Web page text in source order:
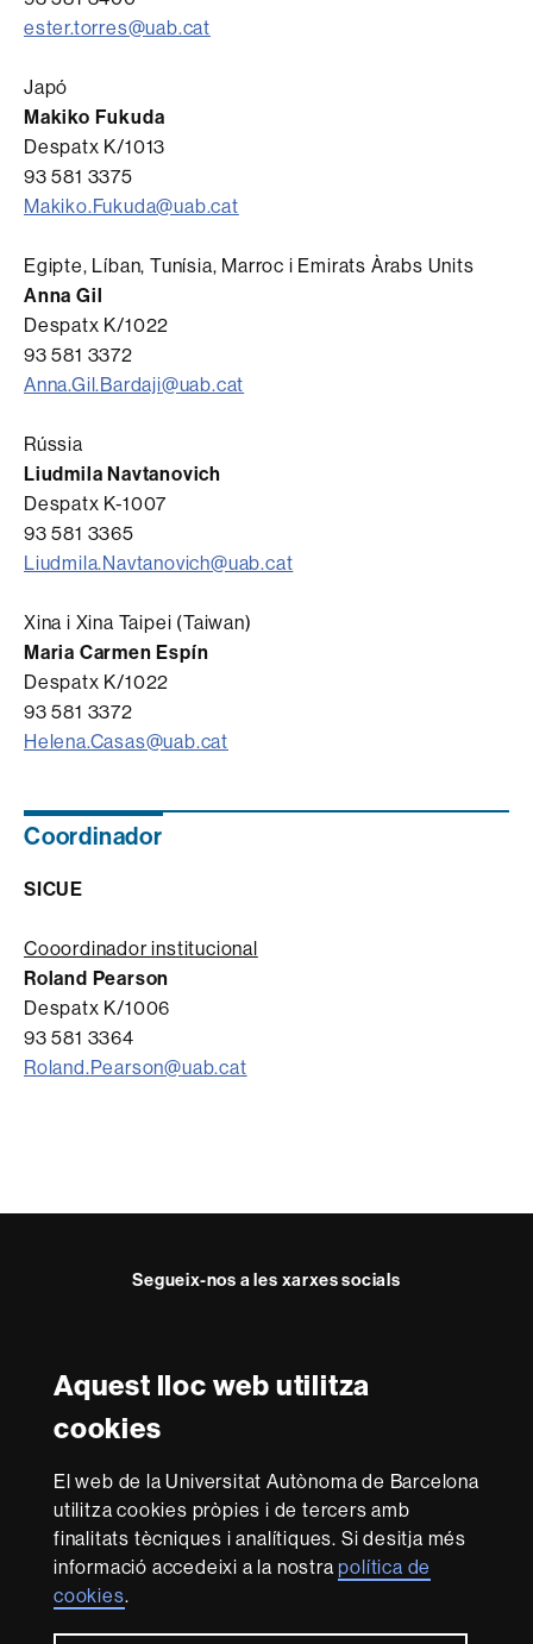
Aquest lloc web utilitza
cookies
El web de la Universitat Autònoma de Barcelona
utilitza cookies pròpies i de tercers amb
finalitats tècniques i analítiques. Si desitja més
informació accedeixi a la nostrapolítica de
cookies.
ester.torres@uab.cat
Japó
Makiko Fukuda
Despatx K/1013
93 581 3375
Makiko.Fukuda@uab.cat
Egipte, Líban, Tunísia, Marroc i Emirats Àrabs Units
Anna Gil
Despatx K/1022
93 581 3372
Anna.Gil.Bardaji@uab.cat
Rússia
Liudmila Navtanovich
Despatx K-1007
93 581 3365
Liudmila.Navtanovich@uab.cat
Xina i Xina Taipei (Taiwan)
Maria Carmen Espín
Despatx K/1022
93 581 3372
Helena.Casas@uab.cat
Coordinador
SICUE
Cooordinador institucional
Roland Pearson
Despatx K/1006
93 581 3364
Roland.Pearson@uab.cat
Segueix-nos a les xarxes socials
Reconeixement internacional de l'excel·lència
in
Research
-
Euraxess
Amb el finançament de
Sobre